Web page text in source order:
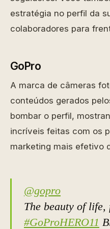
estratégia no perfil da
colaboradores para
GoPro
A marca de câmeras
conteúdos gerados
bombar o perfil,
incríveis feitas com os
marketing mais efetivo
@gopro
The beauty of life,
#GoProHERO11